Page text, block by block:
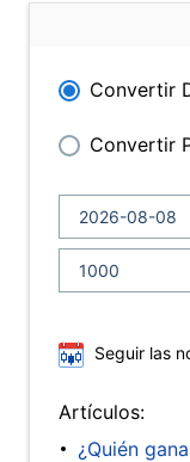
Convertir
Convertir
Seguir las
Artículos:
¿Quién